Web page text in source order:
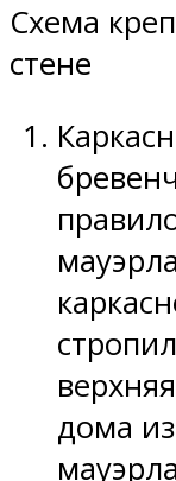
Схема
стене
дома